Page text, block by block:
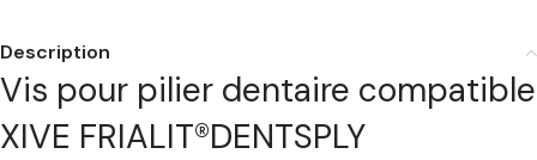
Description
Vis pour pilier dentaire compatible
XIVE FRIALIT®DENTSPLY